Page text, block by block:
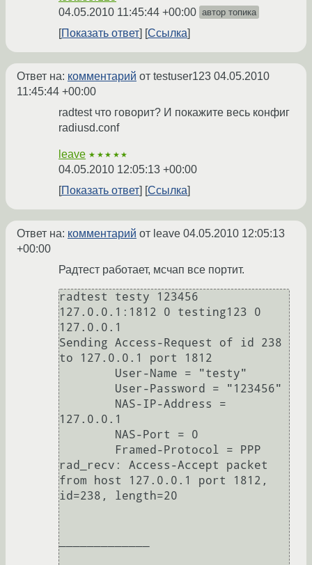
04.05.2010 11:45:44 +00:00 автор топика
Показать ответ Ссылка
Ответ на: комментарий от testuser123 04.05.2010
11:45:44 +00:00
radtest что говорит? И покажите весь конфиг
radiusd.conf
leave ★★★★★
04.05.2010 12:05:13 +00:00
Показать ответ
Ссылка
Ответ на: комментарий от leave 04.05.2010 12:05:13
+00:00
Радтест работает, мсчап все портит.
radtest testy 123456
127.0.0.1:1812 0 testing123 0
127.0.0.1
Sending Access-Request of id 238
to 127.0.0.1 port 1812
127.0.0.1
rad_recv: Access-Accept packet
from host 127.0.0.1 port 1812,
id=238, length=20